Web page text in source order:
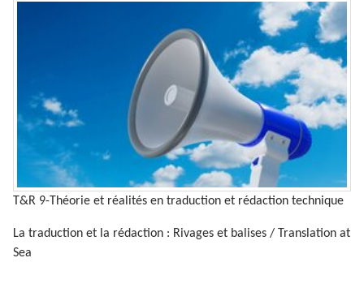
T&R 9-Théorie et réalités en traduction et rédaction technique
La traduction et la rédaction : Rivages et balises / Translation at
Sea